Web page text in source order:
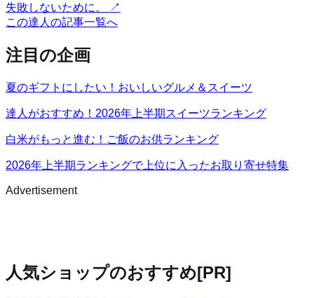
失敗しないために。
↗
この達人の記事一覧へ
注目の企画
夏のギフトにしたい！おいしいグルメ＆スイーツ
達人がおすすめ！2026年上半期スイーツランキング
白米がもっと進む！ご飯のお供ランキング
2026年上半期ランキングで上位に入ったお取り寄せ特集
Advertisement
人気ショップのおすすめ[PR]